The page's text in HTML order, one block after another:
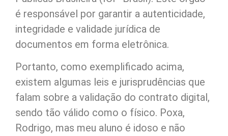
é responsável por garantir a autenticidade,
integridade e validade jurídica de
documentos em forma eletrônica.
Portanto, como exemplificado acima,
existem algumas leis e jurisprudências que
falam sobre a validação do contrato digital,
sendo tão válido como o físico. Poxa,
Rodrigo, mas meu aluno é idoso e não